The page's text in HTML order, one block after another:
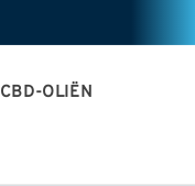
CBD-OLIËN